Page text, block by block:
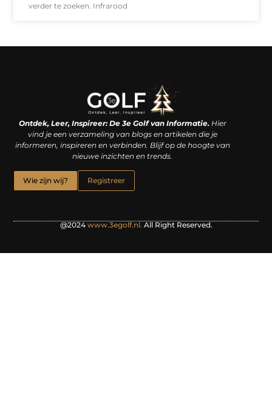
verder te zoeken. Infrarood
Ontdek, Leer, Inspireer: De 3e Golf van Informatie.Hier
vind je een verzameling van blogs en artikelen die je
informeren, inspireren en verbinden. Blijf op de hoogte van
nieuwe inzichten en trends.
Wie zijn wij? Registreer
@2024www.3egolf.nl.All Right Reserved.